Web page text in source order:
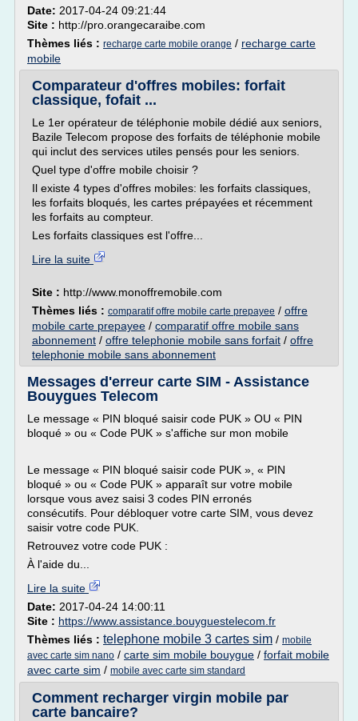
Date: 2017-04-24 09:21:44
Site : http://pro.orangecaraibe.com
Thèmes liés : recharge carte mobile orange / recharge carte
mobile
Comparateur d'offres mobiles: forfait
classique, fofait ...
Le 1er opérateur de téléphonie mobile dédié aux seniors,
Bazile Telecom propose des forfaits de téléphonie mobile
qui inclut des services utiles pensés pour les seniors.
Quel type d'offre mobile choisir ?
Il existe 4 types d'offres mobiles: les forfaits classiques,
les forfaits bloqués, les cartes prépayées et récemment
les forfaits au compteur.
Les forfaits classiques est l'offre...
Lire la suite
Site : http://www.monoffremobile.com
Thèmes liés : comparatif offre mobile carte prepayee / offre
mobile carte prepayee / comparatif offre mobile sans
abonnement / offre telephonie mobile sans forfait / offre
telephonie mobile sans abonnement
Messages d'erreur carte SIM - Assistance
Bouygues Telecom
Le message « PIN bloqué saisir code PUK » OU « PIN
bloqué » ou « Code PUK » s'affiche sur mon mobile
Le message « PIN bloqué saisir code PUK », « PIN
bloqué » ou « Code PUK » apparaît sur votre mobile
lorsque vous avez saisi 3 codes PIN erronés
consécutifs. Pour débloquer votre carte SIM, vous devez
saisir votre code PUK.
Retrouvez votre code PUK :
À l'aide du...
Lire la suite
Date: 2017-04-24 14:00:11
Site : https://www.assistance.bouyguestelecom.fr
Thèmes liés : telephone mobile 3 cartes sim / mobile
avec carte sim nano / carte sim mobile bouygue / forfait mobile
avec carte sim / mobile avec carte sim standard
Comment recharger virgin mobile par
carte bancaire?